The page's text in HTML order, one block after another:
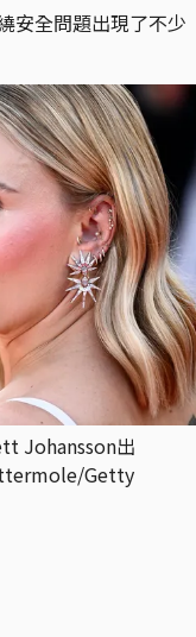
安全問題出現了不少
Johansson出
Getty